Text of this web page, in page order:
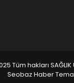
Tüm hakları SAĞLIK
Seobaz Haber